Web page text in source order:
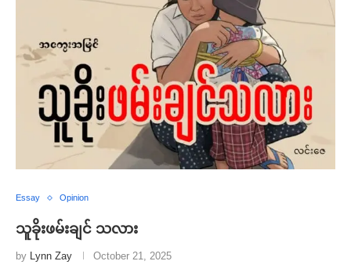
Essay Opinion
သူခိုးဖမ်းချင် သလား
by Lynn Zay October 21, 2025